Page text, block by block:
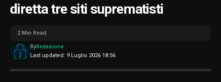
diretta tre siti suprematisti
Last updated: 9 Luglio 2026 18:56
ByRedazione
2 Min Read